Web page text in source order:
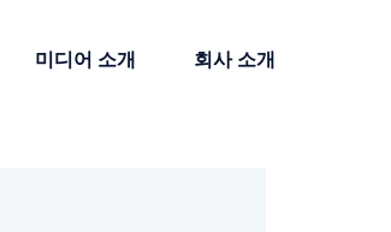
미디어 소개 회사 소개